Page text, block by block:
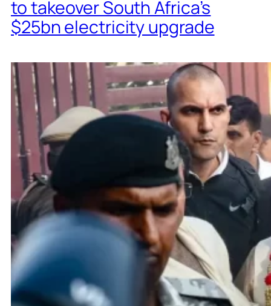
to takeover South Africa’s
$25bn electricity upgrade